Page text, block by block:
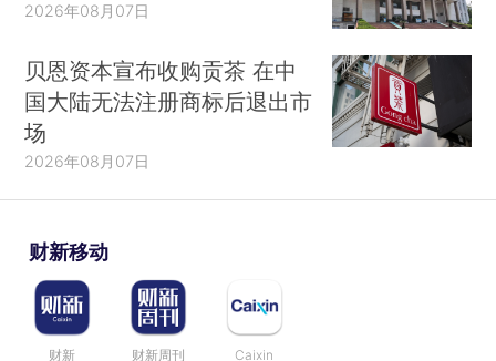
2026年08月07日
贝恩资本宣布收购贡茶 在中
国大陆无法注册商标后退出市
场
2026年08月07日
财新移动
财新 财新周刊 Caixin